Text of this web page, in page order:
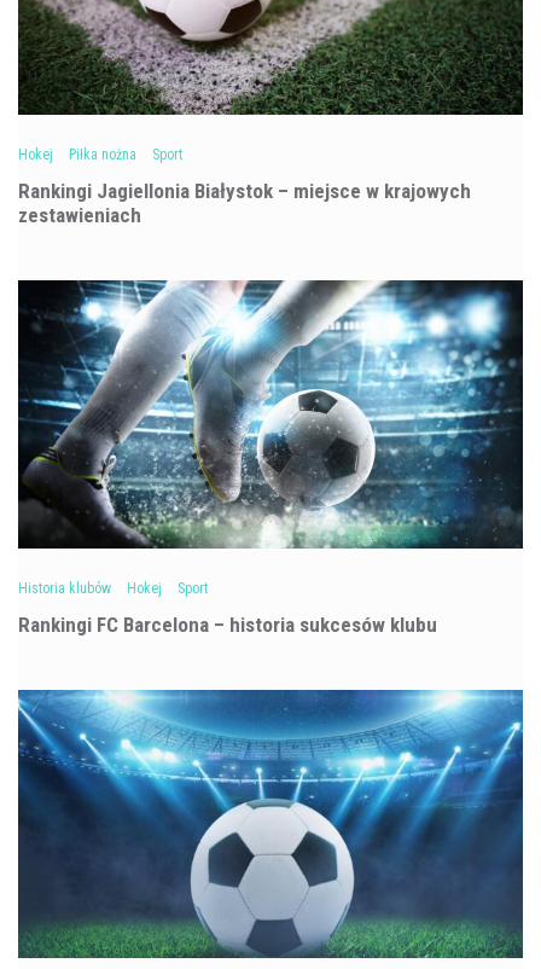
Hokej Piłka nożna Sport
Rankingi Jagiellonia Białystok – miejsce w krajowych
zestawieniach
Historia klubów Hokej Sport
Rankingi FC Barcelona – historia sukcesów klubu